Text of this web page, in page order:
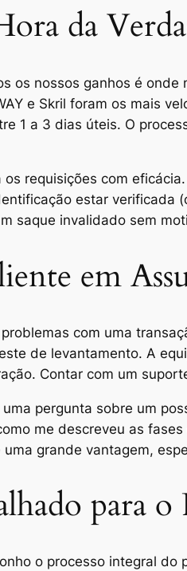
da
os nossos ganhos é
e Skril foram os mais
1 a 3 dias úteis. O
os requisições com
estar verificada
saque invalidado sem
em
com uma
de levantamento. A
Contar com um
pergunta sobre um
me descreveu as
grande vantagem,
para
o processo integral